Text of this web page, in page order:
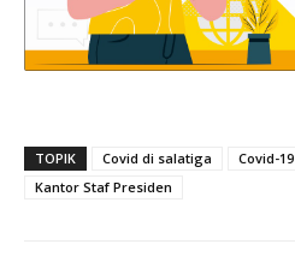
TOPIK Covid di salatiga Covid-19
Kantor Staf Presiden